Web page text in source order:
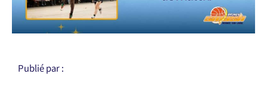
Publié par :